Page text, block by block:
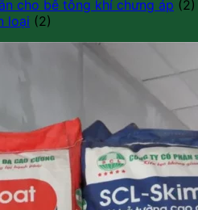
cho bê tông khí chưng áp (2)
loại (2)